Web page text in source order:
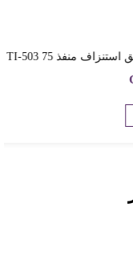
TI-503 قابل للتخصيص بلاط مربع إدراج الفولاذ المقاوم للصدأ الطابق استنزاف منفذ 75mm